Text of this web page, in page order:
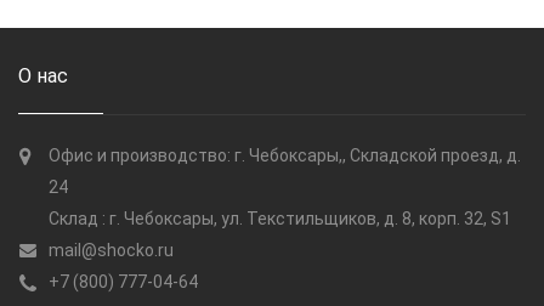
О нас
Офис и производство: г. Чебоксары,, Складской проезд, д.
24
Склад : г. Чебоксары, ул. Текстильщиков, д. 8, корп. 32, S1
mail@shocko.ru
+7 (800) 777-04-64